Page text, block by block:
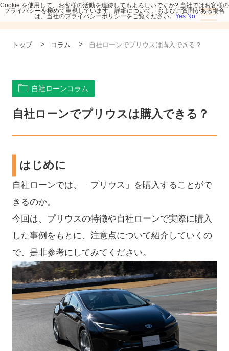
トップ > コラム > 自社ローンでプリウスは購入できる？
自社ローンコラム
自社ローンでプリウスは購入できる？
はじめに
自社ローンでは、「プリウス」を購入することがで
きるのか。
今回は、プリウスの特徴や自社ローンで実際に購入
した事例をもとに、注意点について紹介していくの
で、是非参考にしてみてください。
Cookie を使用して、お客様の活動を追跡してもよろしいですか? 当社ではお客様の
プライバシーを極めて重視しています。詳細について、およびご質問がある場合
は、当社のプライバシーポリシーをご覧ください。 Yes No